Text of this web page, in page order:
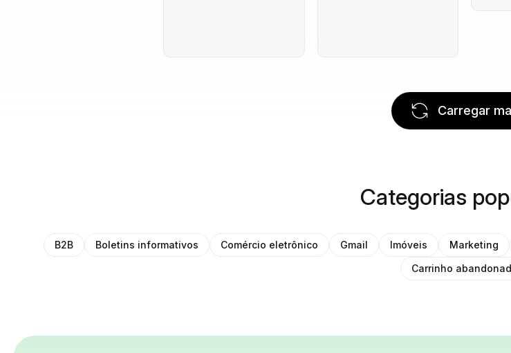
Carregar
Categorias
B2B Boletins informativos Comércio eletrônico Gmail Imóveis Marketing
Carrinho